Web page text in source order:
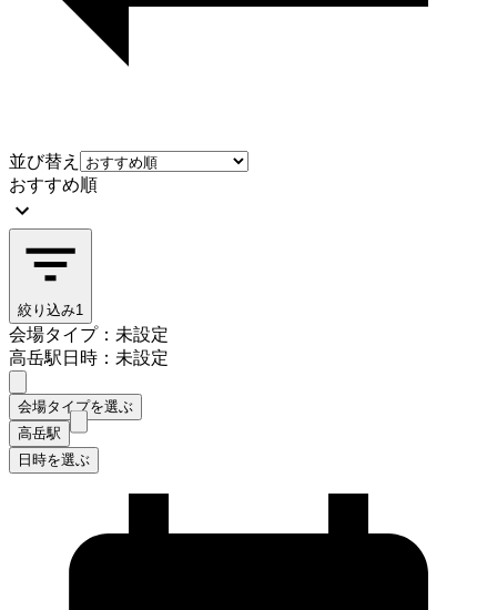
並び替え
おすすめ順
絞り込み1
会場タイプ：未設定
高岳駅日時：未設定
会場タイプを選ぶ
高岳駅
日時を選ぶ